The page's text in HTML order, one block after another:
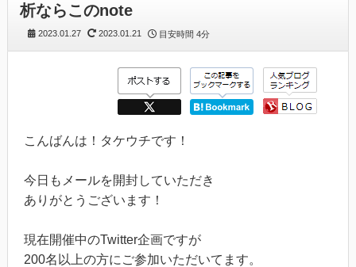
析ならこのnote
2023.01.27 2023.01.21 目安時間 4分
こんばんは！タケウチです！
今日もメールを開封していただき
ありがとうございます！
現在開催中のTwitter企画ですが
200名以上の方にご参加いただいてます。